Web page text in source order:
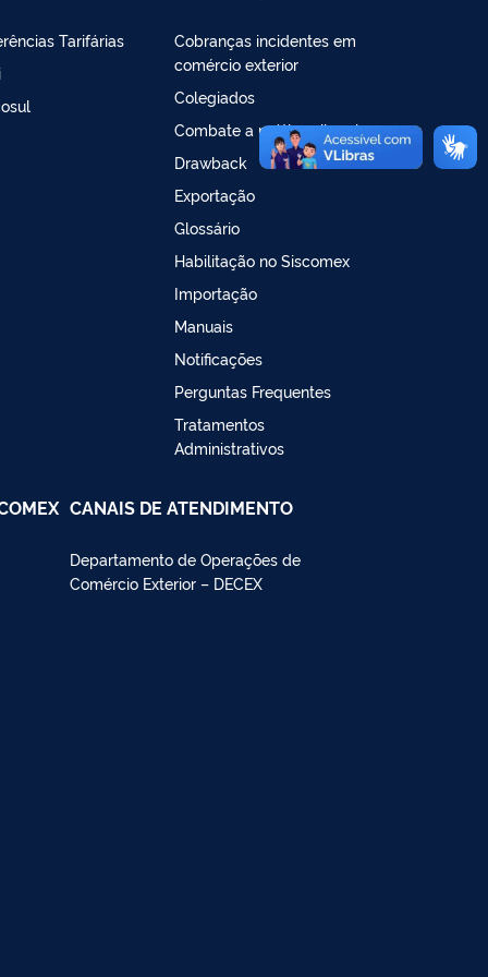
Tarifárias
Cobranças incidentes em
comércio exterior
Colegiados
Combate a práticas ilegais
Drawback
Exportação
Glossário
Habilitação no Siscomex
Importação
Manuais
Notificações
Perguntas Frequentes
Tratamentos
Administrativos
CANAIS DE ATENDIMENTO
Departamento de Operações de
Comércio Exterior – DECEX